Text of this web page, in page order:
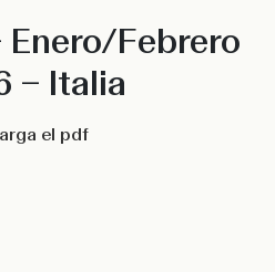
Enero/Febrero
– Italia
el pdf